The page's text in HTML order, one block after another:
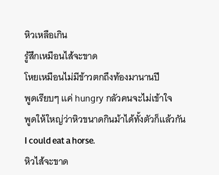
หิวเหลือเกิน
รู้สึกเหมือนไส้จะขาด
โหยเหมือนไม่มีข้าวตกถึงท้องมานานปี
พูดเรียบๆแค่hungryกลัวคนจะไม่เข้าใจ
พูดให้ใหญ่ว่าหิวขนาดกินม้าได้ทั้งตัวก็แล้วกัน
I could eat a horse.
หิวไส้จะขาด